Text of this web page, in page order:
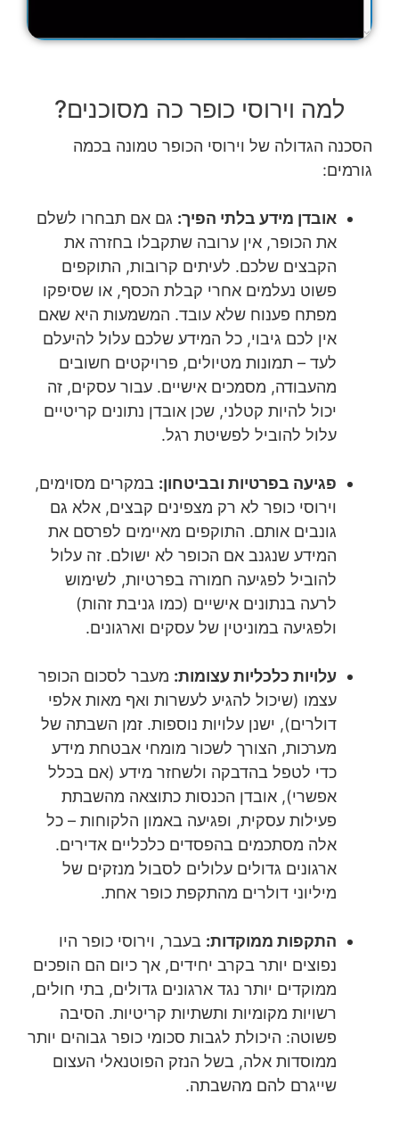
למה וירוסי כופר כה מסוכנים?
הסכנה הגדולה של וירוסי הכופר טמונה בכמה
גורמים:
אובדן מידע בלתי הפיך: גם אם תבחרו לשלם
את הכופר, אין ערובה שתקבלו בחזרה את
הקבצים שלכם. לעיתים קרובות, התוקפים
פשוט נעלמים אחרי קבלת הכסף, או שסיפקו
מפתח פענוח שלא עובד. המשמעות היא שאם
אין לכם גיבוי, כל המידע שלכם עלול להיעלם
לעד – תמונות מטיולים, פרויקטים חשובים
מהעבודה, מסמכים אישיים. עבור עסקים, זה
יכול להיות קטלני, שכן אובדן נתונים קריטיים
עלול להוביל לפשיטת רגל.
פגיעה בפרטיות ובביטחון: במקרים מסוימים,
וירוסי כופר לא רק מצפינים קבצים, אלא גם
גונבים אותם. התוקפים מאיימים לפרסם את
המידע שנגנב אם הכופר לא ישולם. זה עלול
להוביל לפגיעה חמורה בפרטיות, לשימוש
לרעה בנתונים אישיים (כמו גניבת זהות)
ולפגיעה במוניטין של עסקים וארגונים.
עלויות כלכליות עצומות: מעבר לסכום הכופר
עצמו (שיכול להגיע לעשרות ואף מאות אלפי
דולרים), ישנן עלויות נוספות. זמן השבתה של
מערכות, הצורך לשכור מומחי אבטחת מידע
כדי לטפל בהדבקה ולשחזר מידע (אם בכלל
אפשרי), אובדן הכנסות כתוצאה מהשבתת
פעילות עסקית, ופגיעה באמון הלקוחות – כל
אלה מסתכמים בהפסדים כלכליים אדירים.
ארגונים גדולים עלולים לסבול מנזקים של
מיליוני דולרים מהתקפת כופר אחת.
התקפות ממוקדות: בעבר, וירוסי כופר היו
נפוצים יותר בקרב יחידים, אך כיום הם הופכים
ממוקדים יותר נגד ארגונים גדולים, בתי חולים,
רשויות מקומיות ותשתיות קריטיות. הסיבה
פשוטה: היכולת לגבות סכומי כופר גבוהים יותר
ממוסדות אלה, בשל הנזק הפוטנאלי העצום
שייגרם להם מהשבתה.